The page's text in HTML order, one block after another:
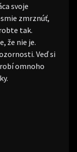
svoje
zmrznúť,
tak.
že nie je.
Veď si
omnoho